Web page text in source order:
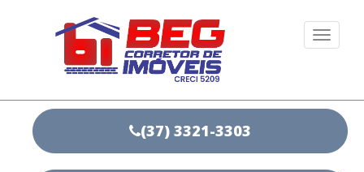
(37) 3321-3303